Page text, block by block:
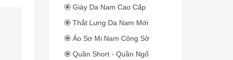
Giày Da Nam Cao Cấp
Thắt Lưng Da Nam Mới
Áo Sơ Mi Nam Công Sở
Quần Short - Quần Ngố